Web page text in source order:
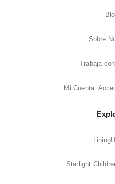
Sobre
Trabaja
Mi Cuenta:
Starlight